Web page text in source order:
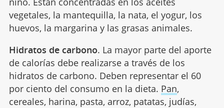
vegetales, la mantequilla, la nata, el yogur, los
huevos, la margarina y las grasas animales.
Hidratos de carbono. La mayor parte del aporte
de calorías debe realizarse a través de los
hidratos de carbono. Deben representar el 60
por ciento del consumo en la dieta. Pan,
cereales, harina, pasta, arroz, patatas, judías,